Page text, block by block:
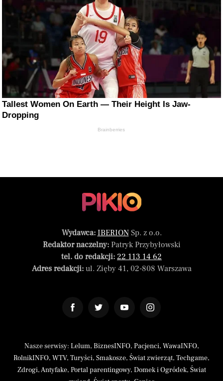
Tallest Women On Earth — Their Height Is Jaw-
Dropping
Brainberries
Wydawca: IBERIONSp. z o.o.
Redaktor naczelny:Patryk Przybyłowski
tel. do redakcji: 22 113 14 62
Adres redakcji:ul. Zięby 41, 02-808 Warszawa
Nasze serwisy: Lelum, BiznesINFO, Pacjenci, WawaINFO,
RolnikINFO, WTV, Turyści, Smakosze, Świat zwierząt, Techgame,
Zdrogi,Antyfake, Portal parentingowy, Domek i Ogródek, Świat